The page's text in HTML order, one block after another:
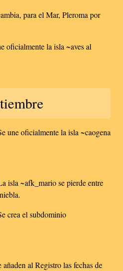
para el Mar, Pleroma por
oficialmente la isla ~aves al
une oficialmente la isla ~caogena
isla ~afk_mario se pierde entre
crea el subdominio
al Registro las fechas de